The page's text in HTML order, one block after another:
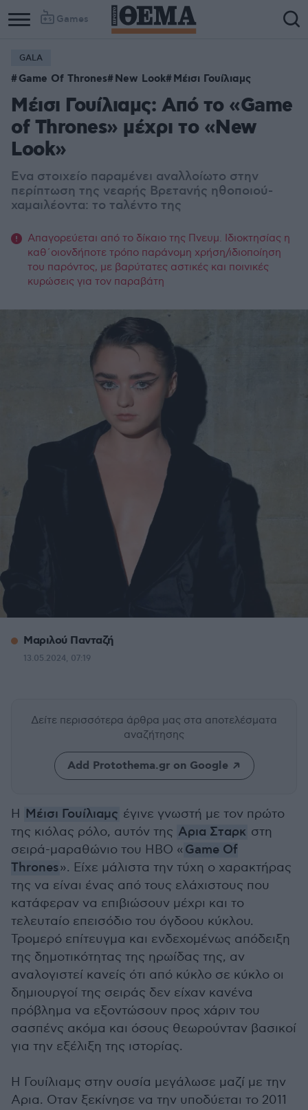
Games
GALA
Game Of Thrones New Look Μέισι Γουίλιαμς
Μέισι Γουίλιαμς: Από το «Game
of Thrones» μέχρι το «New
Look»
Ενα στοιχείο παραμένει αναλλοίωτο στην
περίπτωση της νεαρής Βρετανής ηθοποιού-
χαμαιλέοντα: το ταλέντο της
Απαγορεύεται από το δίκαιο της Πνευμ. Ιδιοκτησίας η
καθ΄οιονδήποτε τρόπο παράνομη χρήση/ιδιοποίηση
του παρόντος, με βαρύτατες αστικές και ποινικές
κυρώσεις για τον παραβάτη
Μαριλού Πανταζή
13.05.2024, 07:19
Δείτε περισσότερα άρθρα μας στα αποτελέσματα
αναζήτησης
Add Protothema.gr on Google
Η Μέισι Γουίλιαμς έγινε γνωστή με τον πρώτο
της κιόλας ρόλο, αυτόν της Αρια Σταρκ στη
σειρά-μαραθώνιο του HBO « Game Of
Thrones». Είχε μάλιστα την τύχη ο χαρακτήρας
της να είναι ένας από τους ελάχιστους που
κατάφεραν να επιβιώσουν μέχρι και το
τελευταίο επεισόδιο του όγδοου κύκλου.
Τρομερό επίτευγμα και ενδεχομένως απόδειξη
της δημοτικότητας της ηρωίδας της, αν
αναλογιστεί κανείς ότι από κύκλο σε κύκλο οι
δημιουργοί της σειράς δεν είχαν κανένα
πρόβλημα να εξοντώσουν προς χάριν του
σασπένς ακόμα και όσους θεωρούνταν βασικοί
για την εξέλιξη της ιστορίας.
Η Γουίλιαμς στην ουσία μεγάλωσε μαζί με την
Αρια. Οταν ξεκίνησε να την υποδύεται το 2011